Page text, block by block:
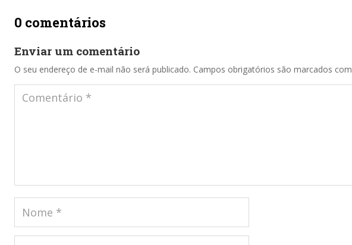
0 comentários
Enviar um comentário
O seu endereço de e-mail não será publicado. Campos obrigatórios são marcados com